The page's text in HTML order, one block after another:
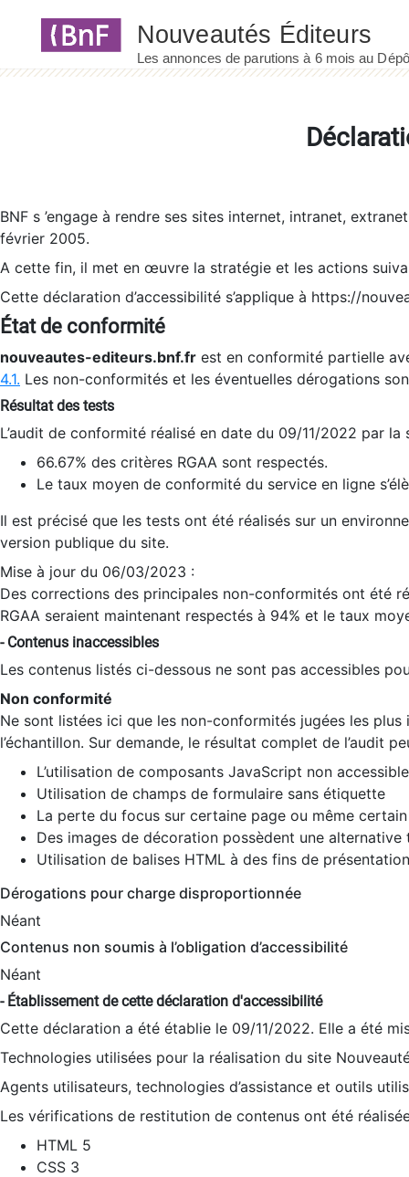
BNF s ’engage à rendre ses sites internet, intranet,
février 2005.
A cette fin, il met en œuvre la stratégie et les actions
Cette déclaration d’accessibilité s’applique à https://
État de conformité
nouveautes-editeurs.bnf.fr est en conformité partielle
4.1. Les non-conformités et les éventuelles dérogations
Résultat des tests
L’audit de conformité réalisé en date du 09/11/2022 par
66.67% des critères RGAA sont respectés.
Le taux moyen de conformité du service en ligne
Il est précisé que les tests ont été réalisés sur un
version publique du site.
Mise à jour du 06/03/2023 :
Des corrections des principales non-conformités ont été
RGAA seraient maintenant respectés à 94% et le taux
- Contenus inaccessibles
Les contenus listés ci-dessous ne sont pas accessibles
Non conformité
Ne sont listées ici que les non-conformités jugées les
l’échantillon. Sur demande, le résultat complet de l’audit
L’utilisation de composants JavaScript non
Utilisation de champs de formulaire sans étiquette
La perte du focus sur certaine page ou même
Des images de décoration possèdent une alternative
Utilisation de balises HTML à des fins de
Dérogations pour charge disproportionnée
Néant
Contenus non soumis à l’obligation d’accessibilité
Néant
- Établissement de cette déclaration d'accessibilité
Cette déclaration a été établie le 09/11/2022. Elle a été
Technologies utilisées pour la réalisation du site
Agents utilisateurs, technologies d’assistance et outils
Les vérifications de restitution de contenus ont été
HTML 5
CSS 3